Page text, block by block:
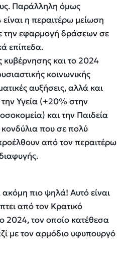
Παράλληλη όμως
η περαιτέρω μείωση
την εφαρμογή δράσεων σε
επίπεδα.
κυβέρνησης και το 2024
κοινωνικής
αυξήσεις, αλλά και
Υγεία (+20% στην
και την Παιδεία
που σε πολύ
από τον περαιτέρω
ακόμη πιο ψηλά! Αυτό είναι
από τον Κρατικό
2024, τον οποίο κατέθεσα
με τον αρμόδιο υφυπουργό